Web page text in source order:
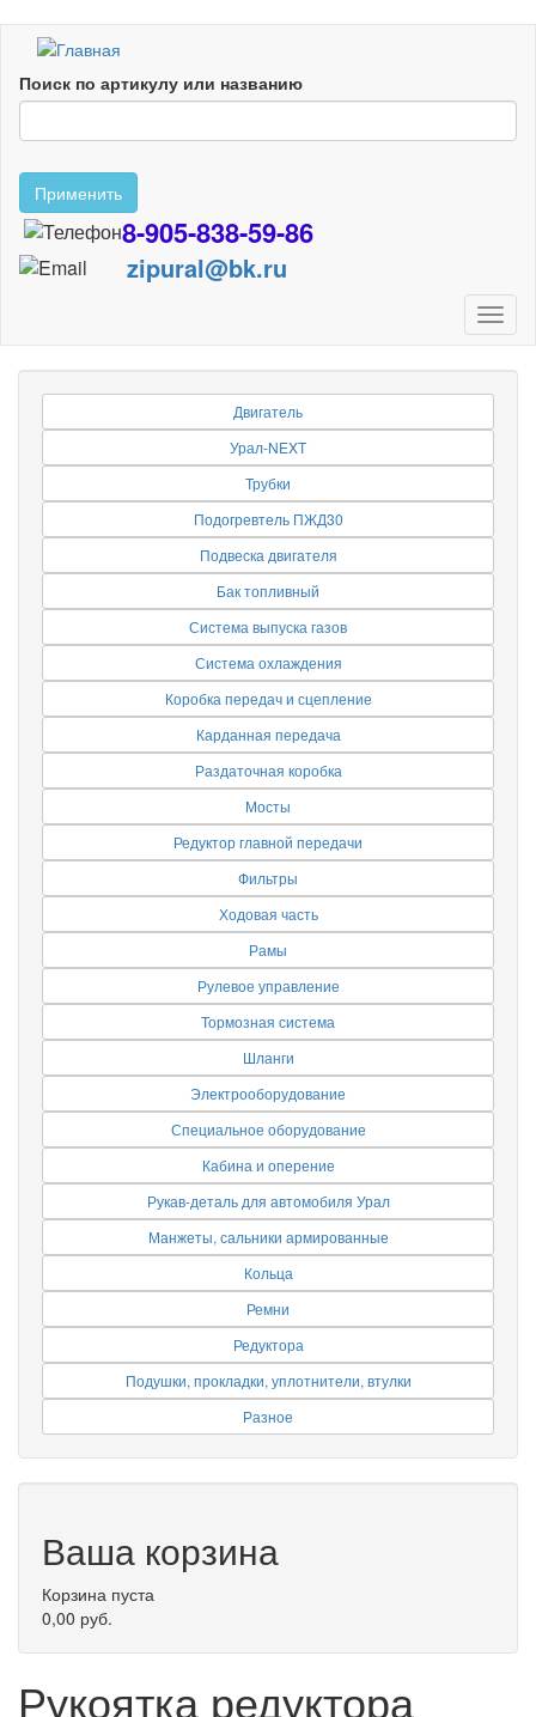
Перейти
основному
содержанию
Поиск по артикулу или названию
Применить
8-905-838-59-86
zipural@bk.ru
Двигатель
Урал-NEXT
Трубки
Подогревтель ПЖД30
Подвеска двигателя
Бак топливный
Система выпуска газов
Система охлаждения
Коробка передач и сцепление
Карданная передача
Раздаточная коробка
Мосты
Редуктор главной передачи
Фильтры
Ходовая часть
Рамы
Рулевое управление
Тормозная система
Шланги
Электрооборудование
Специальное оборудование
Кабина и оперение
Рукав-деталь для автомобиля Урал
Манжеты, сальники армированные
Кольца
Ремни
Редуктора
Подушки, прокладки, уплотнители, втулки
Разное
Ваша корзина
Корзина пуста
0,00 руб.
Рукоятка редуктора